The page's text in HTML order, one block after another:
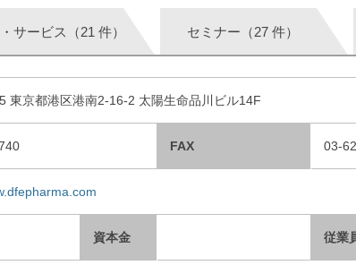
サービス（21 件） セミナー（27 件）
東京都港区港南2-16-2 太陽生命品川ビル14F
FAX 03-
資本金 従業